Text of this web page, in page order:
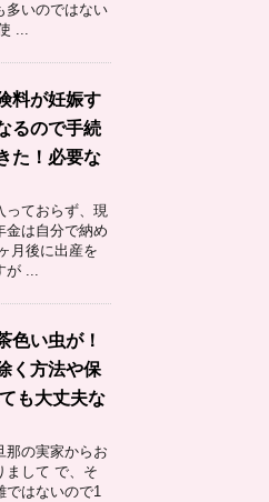
多いのではない
...
料が妊娠す
るので手続
た！必要な
っておらず、現
金は自分で納め
月後に出産を
が ...
色い虫が！
く方法や保
も大丈夫な
那の実家からお
まして で、そ
ではないので1